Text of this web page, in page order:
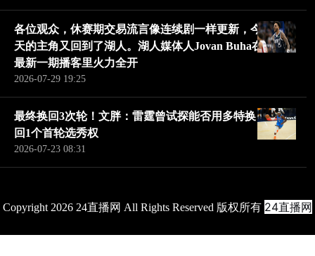
各位观众，休赛期交易流言像连续剧一样更新，今
天的主角又回到了湖人。湖人媒体人Jovan Buha在
最新一期播客里火力全开
2026-07-29 19:25
最终换回3次轮！文胖：雷霆曾试探能否用多特换
回1个首轮选秀权
2026-07-23 08:31
Copyright 2026 24直播网 All Rights Reserved 版权所有 24直播网